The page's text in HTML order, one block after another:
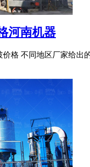
河南机器
价格 不同地区厂家给